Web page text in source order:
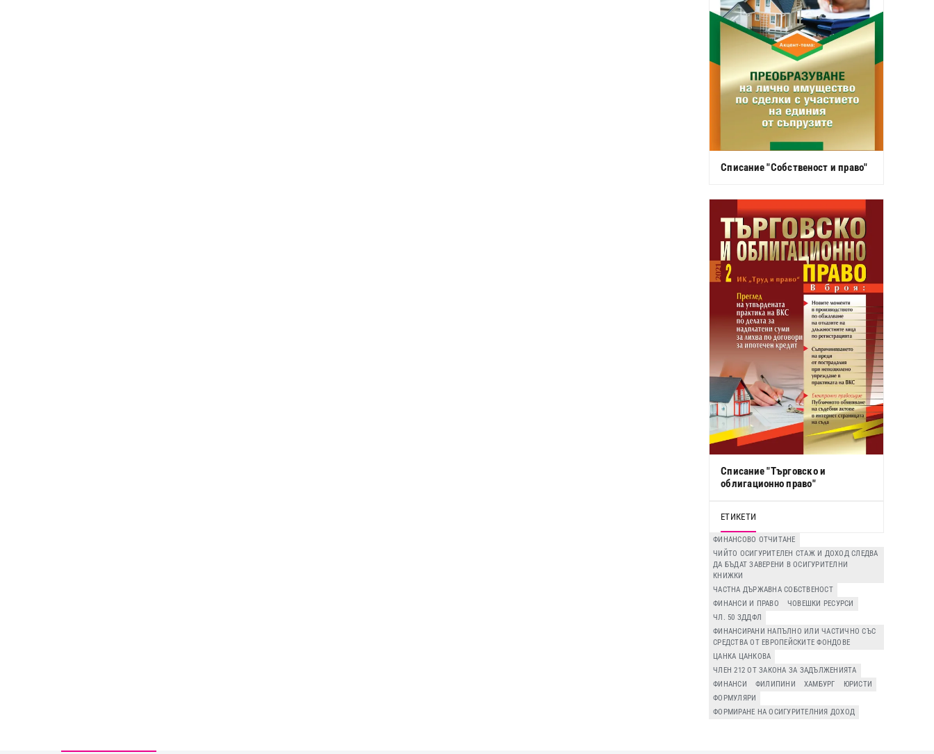
Списание "Собственост и право"
Списание "Търговско и
облигационно право"
ЕТИКЕТИ
ФИНАНСОВО ОТЧИТАНЕ
ЧИЙТО ОСИГУРИТЕЛЕН СТАЖ И ДОХОД СЛЕДВА
ДА БЪДАТ ЗАВЕРЕНИ В ОСИГУРИТЕЛНИ
КНИЖКИ
ЧАСТНА ДЪРЖАВНА СОБСТВЕНОСТ
ФИНАНСИ И ПРАВО
ЧОВЕШКИ РЕСУРСИ
ЧЛ. 50 ЗДДФЛ
ФИНАНСИРАНИ НАПЪЛНО ИЛИ ЧАСТИЧНО СЪС
СРЕДСТВА ОТ ЕВРОПЕЙСКИТЕ ФОНДОВЕ
ЦАНКА ЦАНКОВА
ЧЛЕН 212 ОТ ЗАКОНА ЗА ЗАДЪЛЖЕНИЯТА
ФИНАНСИ
ФИЛИПИНИ ХАМБУРГ
ЮРИСТИ
ФОРМУЛЯРИ
ФОРМИРАНЕ НА ОСИГУРИТЕЛНИЯ ДОХОД